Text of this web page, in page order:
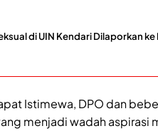
di UIN Kendari Dilaporkan
Istimewa, DPO dan
menjadi wadah aspirasi